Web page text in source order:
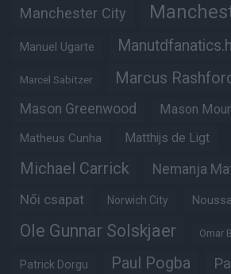
Manchester City
Manuel Ugarte
Marcel Sabitzer Marcus
Mason Greenwood Mason
Matheus Cunha Matthijs de Ligt
Michael Carrick Nemanja
Női csapat Norwich City
Ole Gunnar Solskjaer Omar
Patrick Dorgu Paul Pogba